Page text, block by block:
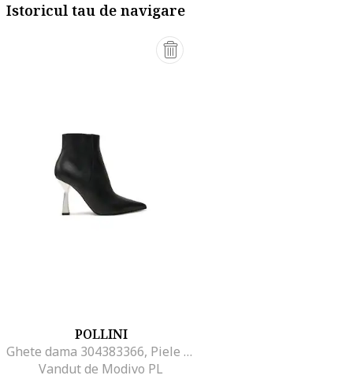
Istoricul tau de navigare
POLLINI
Ghete dama 304383366, Piele naturala, Negru, Negru
Vandut de Modivo PL